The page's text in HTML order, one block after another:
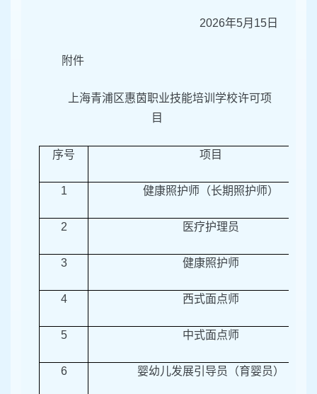
2026年5月15日
附件
上海青浦区惠茵职业技能培训学校许可项
目
序号 项目
1 健康照护师（长期照护师）
2 医疗护理员
3 健康照护师
4 西式面点师
5 中式面点师
6 婴幼儿发展引导员（育婴员）